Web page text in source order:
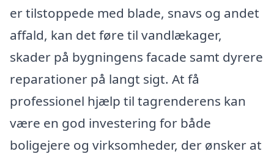
er tilstoppede med blade, snavs og andet
affald, kan det føre til vandlækager,
skader på bygningens facade samt dyrere
reparationer på langt sigt. At få
professionel hjælp til tagrenderens kan
være en god investering for både
boligejere og virksomheder, der ønsker at